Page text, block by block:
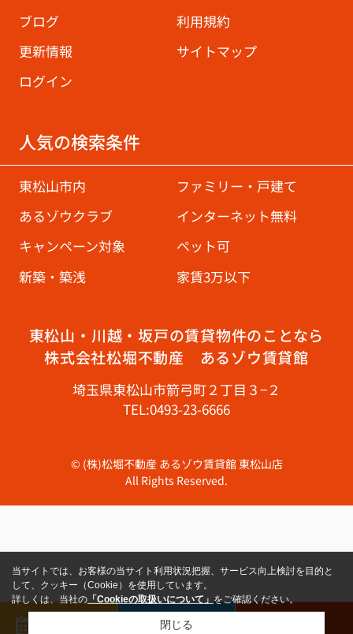
ブログ
利用規約
更新情報
サイトマップ
ログイン
人気の検索条件
東松山市内
ファミリー・戸建て
あるゾウクラブ
インターネット無料
キャンペーン対象
ペット可
新築・築浅
家賃3万以下
東松山・川越・坂戸の賃貸物件のことなら
株式会社松堀不動産 あるゾウ賃貸館
埼玉県東松山市箭弓町２丁目３−２
TEL:0493-23-6666
© (株)松堀不動産 あるゾウ賃貸館 東松山店
All Rights Reserved.
メール
当サイトでは、お客様の当サイト利用状況把握、サービス向上検討を目的と
して、クッキー（Cookie）を使用しています。
詳しくは、当社の「Cookieの取扱いについて」をご確認ください。
閉じる